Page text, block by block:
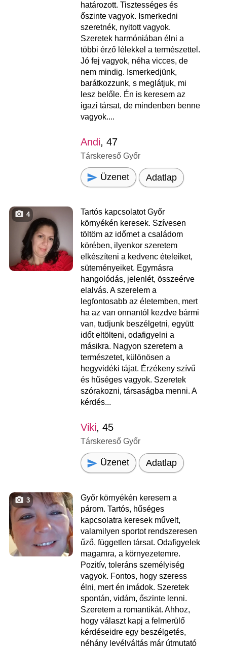
határozott. Tisztességes és
őszinte vagyok. Ismerkedni
szeretnék, nyitott vagyok.
Szeretek harmóniában élni a
többi érző lélekkel a természettel.
Jó fej vagyok, néha vicces, de
nem mindig. Ismerkedjünk,
barátkozzunk, s meglátjuk, mi
lesz belőle. Én is keresem az
igazi társat, de mindenben benne
vagyok....
Andi, 47
Társkereső Győr
Üzenet Adatlap
4
Tartós kapcsolatot Győr
környékén keresek. Szívesen
töltöm az időmet a családom
körében, ilyenkor szeretem
elkészíteni a kedvenc ételeiket,
süteményeiket. Egymásra
hangolódás, jelenlét, összeérve
elalvás. A szerelem a
legfontosabb az életemben, mert
ha az van onnantól kezdve bármi
van, tudjunk beszélgetni, együtt
időt eltölteni, odafigyelni a
másikra. Nagyon szeretem a
természetet, különösen a
hegyvidéki tájat. Érzékeny szívű
és hűséges vagyok. Szeretek
szórakozni, társaságba menni. A
kérdés...
Viki, 45
Társkereső Győr
Üzenet Adatlap
3
Győr környékén keresem a
párom. Tartós, hűséges
kapcsolatra keresek művelt,
valamilyen sportot rendszeresen
űző, független társat. Odafigyelek
magamra, a környezetemre.
Pozitív, toleráns személyiség
vagyok. Fontos, hogy szeress
élni, mert én imádok. Szeretek
spontán, vidám, őszinte lenni.
Szeretem a romantikát. Ahhoz,
hogy választ kapj a felmerülő
kérdéseidre egy beszélgetés,
néhány levélváltás már útmutató